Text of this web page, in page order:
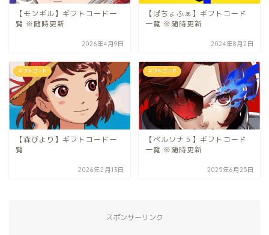
【モンギル】ギフトコード一
覧 ※随時更新
2026年4月9日
【ぱちょふぁ】ギフトコード
一覧 ※随時更新
2024年8月2日
ギフトコード
【森びより】ギフトコード一
覧
2026年2月13日
ギフトコード
【ペルソナ５】ギフトコード
一覧 ※随時更新
2025年6月25日
スポンサーリンク